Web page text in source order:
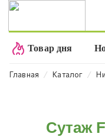
Товар дня
Главная ⁄ Каталог ⁄
Сутаж